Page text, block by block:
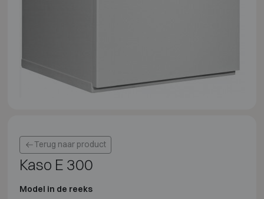
Terug naar product
Kaso E 300
Model in de reeks